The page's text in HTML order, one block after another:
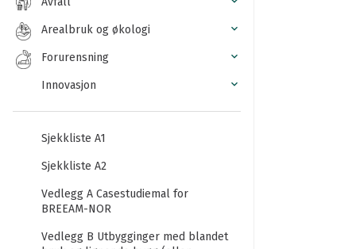
Arealbruk og økologi
Forurensning
Innovasjon
Sjekkliste A1
Sjekkliste A2
Vedlegg A Casestudiemal for
BREEAM-NOR
Vedlegg B Utbygginger med blandet